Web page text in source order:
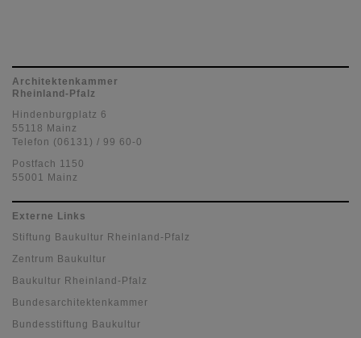
Architektenkammer
Rheinland-Pfalz
Hindenburgplatz 6
55118 Mainz
Telefon (06131) / 99 60-0
Postfach 1150
55001 Mainz
Externe Links
Stiftung Baukultur Rheinland-Pfalz
Zentrum Baukultur
Baukultur Rheinland-Pfalz
Bundesarchitektenkammer
Bundesstiftung Baukultur